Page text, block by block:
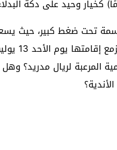
تحت ضغط كبير، حيث
خاصة
المرعبة لريال مدريد؟